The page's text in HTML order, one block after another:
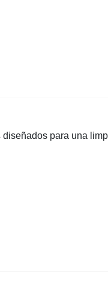
para una